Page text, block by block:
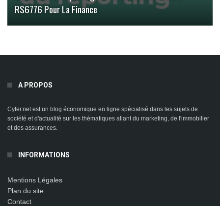
RS6776 Pour La Finance
A PROPOS
Cyfer.net est un blog économique en ligne spécialisé dans les sujets de
société et d'actualité sur les thématiques allant du marketing, de l'immobilier
et des assurances.
INFORMATIONS
Mentions Légales
Plan du site
Contact